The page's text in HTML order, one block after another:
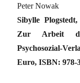
Peter Nowak
Sibylle
Zur Arbeit
Psychosozial-
Euro, ISBN: 978-